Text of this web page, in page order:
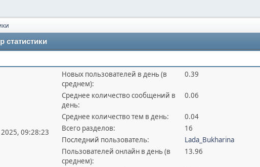
статистики
2025, 09:28:23
Новых пользователей в день (в
среднем):
0.39
Среднее количество сообщений в
день:
0.06
Среднее количество тем в день:
0.04
Всего разделов:
16
Последний пользователь:
Lada_Bukharina
Пользователей онлайн в день (в
среднем):
13.96